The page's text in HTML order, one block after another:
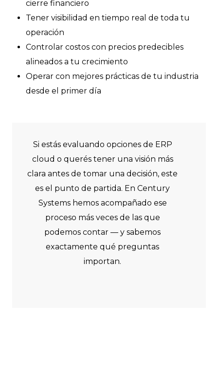
cierre financiero
Tener visibilidad en tiempo real de toda tu
operación
Controlar costos con precios predecibles
alineados a tu crecimiento
Operar con mejores prácticas de tu industria
desde el primer día
Si estás evaluando opciones de ERP
cloud o querés tener una visión más
clara antes de tomar una decisión, este
es el punto de partida. En Century
Systems hemos acompañado ese
proceso más veces de las que
podemos contar — y sabemos
exactamente qué preguntas
importan.